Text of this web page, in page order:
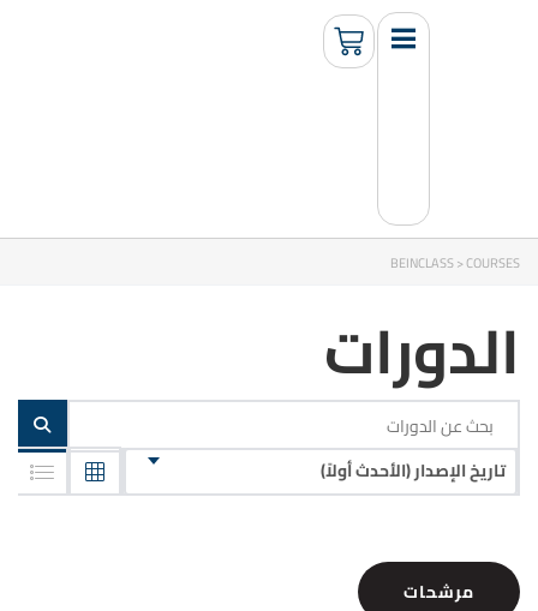
BEINCLASS>COURSES
الدورات
تاريخ الإصدار (الأحدث أولاً)
مرشحات